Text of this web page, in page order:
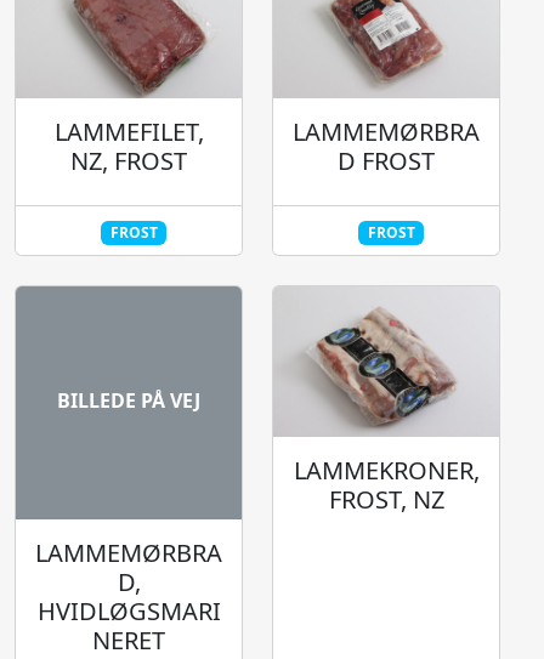
LAMMEFILET,
NZ, FROST
FROST
LAMMEMØRBRA
D FROST
FROST
BILLEDE PÅ VEJ
LAMMEMØRBRA
D,
HVIDLØGSMARI
NERET
LAMMEKRONER,
FROST, NZ